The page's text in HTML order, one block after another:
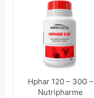
Hphar 120 – 30G –
Nutripharme